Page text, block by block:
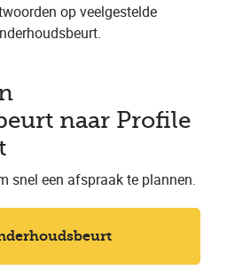
op veelgestelde
naar Profile
snel een afspraak te plannen.